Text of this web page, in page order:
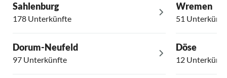
Sahlenburg
178 Unterkünfte
Dorum-Neufeld
97 Unterkünfte
Wremen
51
Döse
12